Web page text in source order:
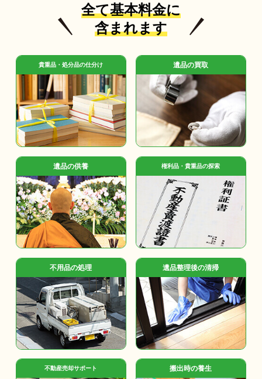
全て基本料金に
含まれます
貴重品・処分品の仕分け 遺品の買取
遺品の供養 権利品・貴重品の探索
不用品の処理 遺品整理後の清掃
不動産売却サポート 搬出時の養生